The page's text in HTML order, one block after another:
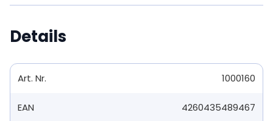
Details
Art. Nr. 1000160
EAN 4260435489467